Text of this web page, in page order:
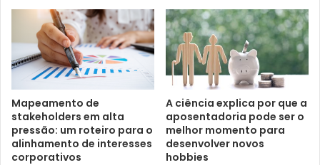
Mapeamento de
stakeholders em alta
pressão: um roteiro para o
alinhamento de interesses
corporativos
A ciência explica por que a
aposentadoria pode ser o
melhor momento para
desenvolver novos
hobbies